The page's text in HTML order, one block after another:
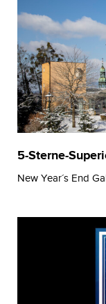
5-Sterne-
New Year´s End